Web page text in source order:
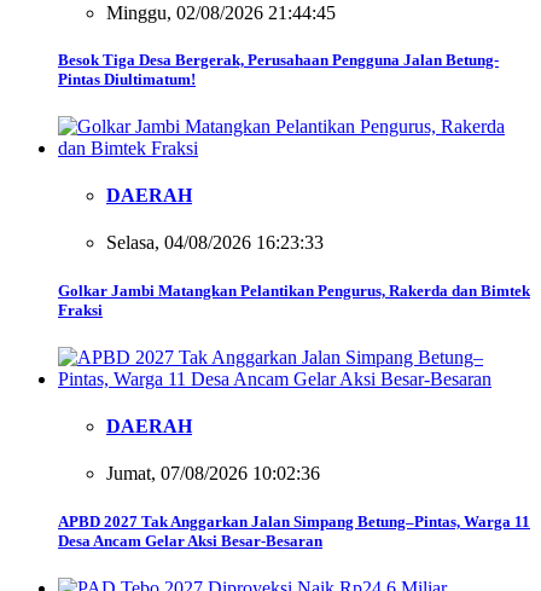
Minggu, 02/08/2026 21:44:45
Besok Tiga Desa Bergerak, Perusahaan Pengguna Jalan Betung-
Pintas Diultimatum!
DAERAH
Selasa, 04/08/2026 16:23:33
Golkar Jambi Matangkan Pelantikan Pengurus, Rakerda dan Bimtek
Fraksi
DAERAH
Jumat, 07/08/2026 10:02:36
APBD 2027 Tak Anggarkan Jalan Simpang Betung–Pintas, Warga 11
Desa Ancam Gelar Aksi Besar-Besaran